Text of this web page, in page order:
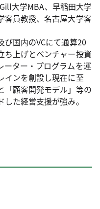
大学MBA、早稲田大学
客員教授、名古屋大学客
国内のVCにて通算20
ち上げとベンチャー投資
ーター・プログラムを運
インを創設し現在に至
「顧客開発モデル」等の
た経営支援が強み。